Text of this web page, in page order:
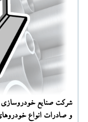
شركت صنایع خودروسازی